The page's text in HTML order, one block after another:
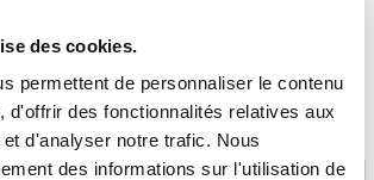
des cookies.
permettent de personnaliser le contenu
d'offrir des fonctionnalités relatives aux
d'analyser notre trafic. Nous
des informations sur l'utilisation de